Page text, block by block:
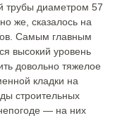
трубы диаметром 57
же, сказалось на
Самым главным
высокий уровень
довольно тяжелое
кладки на
строительных
— на них